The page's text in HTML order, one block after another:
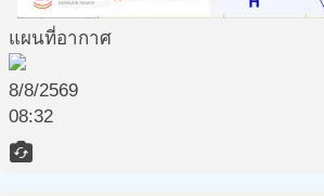
แผนที่อากาศ
8/8/2569
08:32
flip_camera_ios